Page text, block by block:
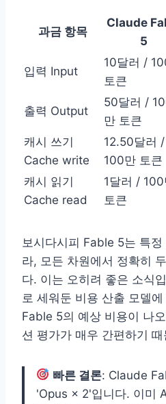
과금 항목
Claude
5
입력 Input
10달러 /
토큰
출력 Output
50달러 /
만 토큰
캐시 쓰기
Cache write
12.50달러 /
100만 토큰
캐시 읽기
Cache read
1달러 /
토큰
보시다시피 Fable 5는 특
라, 모든 차원에서 정확히
다. 이는 오히려 좋은 소식
로 세워둔 비용 산출 모델
Fable 5의 예상 비용이 나
션 평가가 매우 간편하기 때
빠른 결론: Claude
'Opus × 2'입니다. 이미